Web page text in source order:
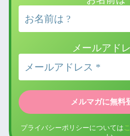
メールアド
プライバシーポリシーについては